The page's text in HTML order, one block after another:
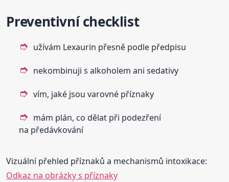
Preventivní checklist
užívám Lexaurin přesně podle předpisu
nekombinuji s alkoholem ani sedativy
vím, jaké jsou varovné příznaky
mám plán, co dělat při podezření
na předávkování
Vizuální přehled příznaků a mechanismů intoxikace:
Odkaz na obrázky s příznaky